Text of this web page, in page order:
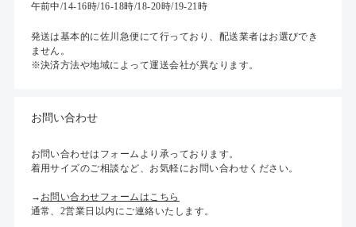
午前中/14-16時/16-18時/18-20時/19-21時
発送は基本的に佐川急便にて行っており、配送業者はお選びでき
ません。
※決済方法や地域によって運送会社が異なります。
お問い合わせ
お問い合わせはフォームより承っております。
着用サイズのご相談など、お気軽にお問い合わせください。
→ お問い合わせフォームはこちら
通常、2営業日以内にご連絡いたします。